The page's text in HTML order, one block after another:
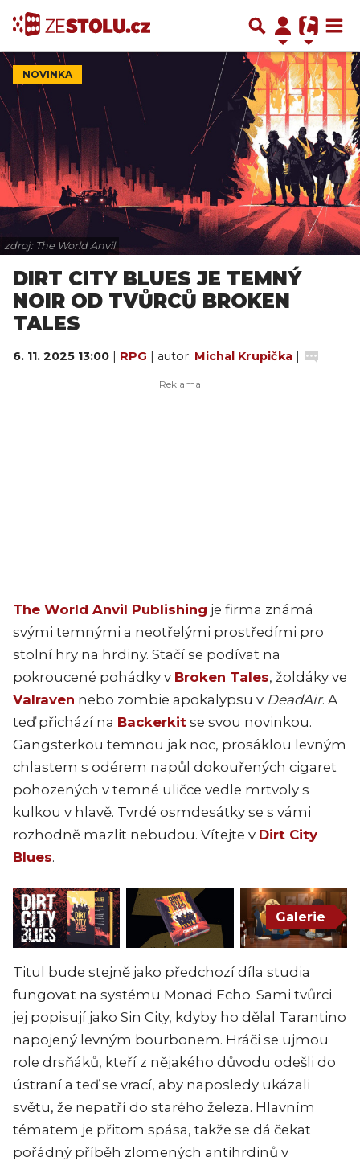
NOVINKA
zdroj: The World Anvil
DIRT CITY BLUES JE TEMNÝ
NOIR OD TVŮRCŮ BROKEN
TALES
6. 11. 2025 13:00 | RPG | autor: Michal Krupička |
The World Anvil Publishing je firma známá
svými temnými a neotřelými prostředími pro
stolní hry na hrdiny. Stačí se podívat na
pokroucené pohádky v Broken Tales, žoldáky ve
Valraven nebo zombie apokalypsu v DeadAir. A
teď přichází na Backerkit se svou novinkou.
Gangsterkou temnou jak noc, prosáklou levným
chlastem s odérem napůl dokouřených cigaret
pohozených v temné uličce vedle mrtvoly s
kulkou v hlavě. Tvrdé osmdesátky se s vámi
rozhodně mazlit nebudou. Vítejte v Dirt City
Blues.
Galerie
Titul bude stejně jako předchozí díla studia
fungovat na systému Monad Echo. Sami tvůrci
jej popisují jako Sin City, kdyby ho dělal Tarantino
napojený levným bourbonem. Hráči se ujmou
role drsňáků, kteří z nějakého důvodu odešli do
ústraní a teď se vrací, aby naposledy ukázali
světu, že nepatří do starého železa. Hlavním
tématem je přitom spása, takže se dá čekat
pořádný příběh zlomených antihrdinů v